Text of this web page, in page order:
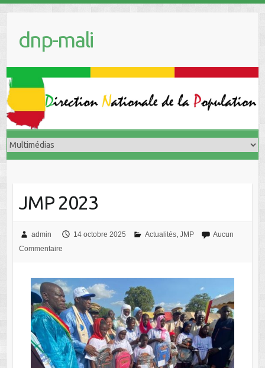
dnp-mali
JMP 2023
admin 14 octobre 2025 Actualités, JMP
Aucun
Commentaire